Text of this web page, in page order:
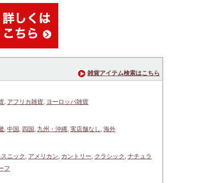
雑貨アイテム検索はこちら
, アフリカ雑貨, ヨーロッパ雑貨
, 中国 , 四国 , 九州・沖縄, 実店舗なし , 海外
スニック , アメリカン, カントリー, クラシック , ナチュラ
フ